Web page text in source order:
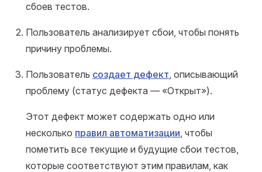
сбоев тестов.
Пользователь анализирует сбои, чтобы понять
причину проблемы.
Пользователь создает дефект, описывающий
проблему (статус дефекта — «Открыт»).
Этот дефект может содержать одно или
несколько правил автоматизации, чтобы
пометить все текущие и будущие сбои тестов,
которые соответствуют этим правилам, как